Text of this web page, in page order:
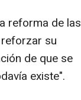
reforma de las
su
de que se
existe".